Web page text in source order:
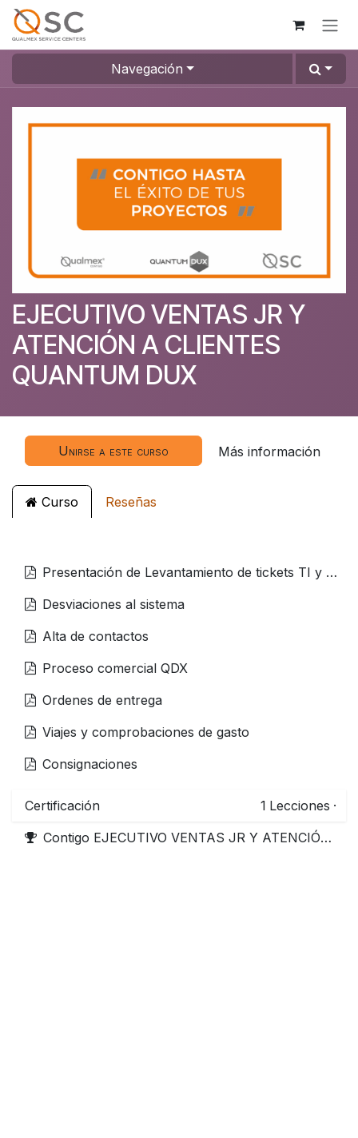
Ir al contenido
Navegación
EJECUTIVO VENTAS JR Y
ATENCIÓN A CLIENTES
QUANTUM DUX
Unirse a este curso Más información
Curso Reseñas
Presentación de Levantamiento de tickets TI y PNC
Desviaciones al sistema
Alta de contactos
Proceso comercial QDX
Ordenes de entrega
Viajes y comprobaciones de gasto
Consignaciones
Certificación 1 Lecciones ·
Contigo EJECUTIVO VENTAS JR Y ATENCIÓN A CLIENTES QUANTUM DUX